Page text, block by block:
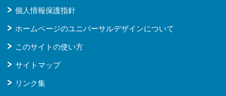
個人情報保護指針
ホームページのユニバーサルデザインについて
このサイトの使い方
サイトマップ
リンク集